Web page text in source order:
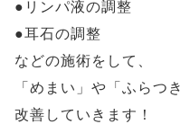
●リンパ液の調整
●耳石の調整
などの施術をして、
「めまい」や「ふらつ
改善していきます！